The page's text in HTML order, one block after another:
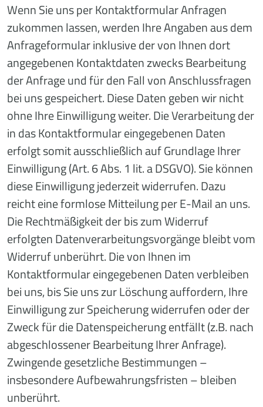
Wenn Sie uns per Kontaktformular Anfragen
zukommen lassen, werden Ihre Angaben aus dem
Anfrageformular inklusive der von Ihnen dort
angegebenen Kontaktdaten zwecks Bearbeitung
der Anfrage und für den Fall von Anschlussfragen
bei uns gespeichert. Diese Daten geben wir nicht
ohne Ihre Einwilligung weiter. Die Verarbeitung der
in das Kontaktformular eingegebenen Daten
erfolgt somit ausschließlich auf Grundlage Ihrer
Einwilligung (Art. 6 Abs. 1 lit. a DSGVO). Sie können
diese Einwilligung jederzeit widerrufen. Dazu
reicht eine formlose Mitteilung per E-Mail an uns.
Die Rechtmäßigkeit der bis zum Widerruf
erfolgten Datenverarbeitungsvorgänge bleibt vom
Widerruf unberührt. Die von Ihnen im
Kontaktformular eingegebenen Daten verbleiben
bei uns, bis Sie uns zur Löschung auffordern, Ihre
Einwilligung zur Speicherung widerrufen oder der
Zweck für die Datenspeicherung entfällt (z.B. nach
abgeschlossener Bearbeitung Ihrer Anfrage).
Zwingende gesetzliche Bestimmungen –
insbesondere Aufbewahrungsfristen – bleiben
unberührt.